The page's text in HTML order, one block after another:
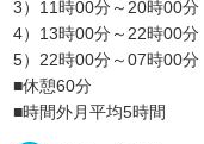
3）11時00分～20時00分
4）13時00分～22時00分
5）22時00分～07時00分
■休憩60分
■時間外月平均5時間